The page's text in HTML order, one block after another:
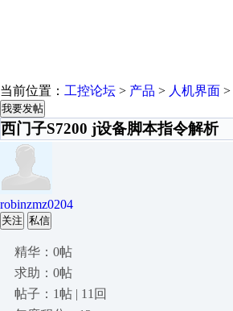
当前位置： 工控论坛 > 产品 > 人机界面 >
我要发帖
西门子S7200 j设备脚本指令解析
robinzmz0204
关注 私信
精华：0帖
求助：0帖
帖子：1帖 | 11回